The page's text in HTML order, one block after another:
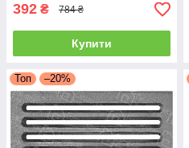
392 ₴ 784 ₴
Купити
Топ –20%